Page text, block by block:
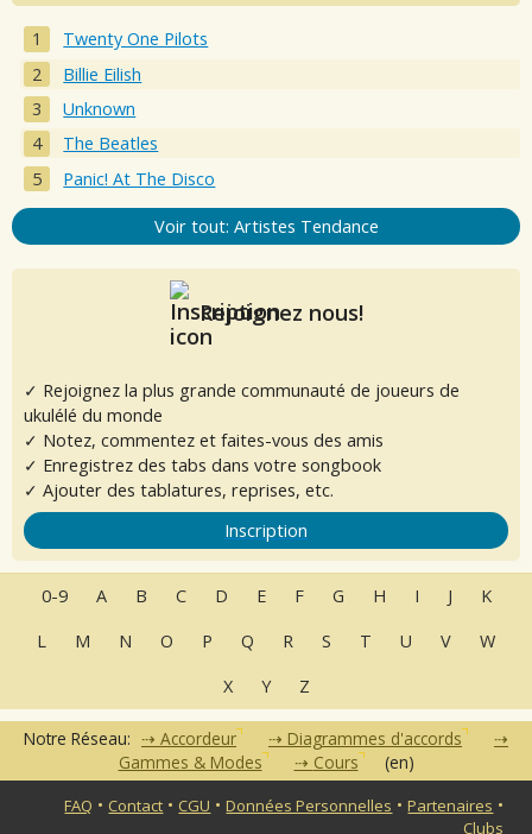
Twenty One Pilots
Billie Eilish
Unknown
The Beatles
Panic! At The Disco
Voir tout: Artistes Tendance
Rejoignez nous!
✓ Rejoignez la plus grande communauté de joueurs de
ukulélé du monde
✓ Notez, commentez et faites-vous des amis
✓ Enregistrez des tabs dans votre songbook
✓ Ajouter des tablatures, reprises, etc.
Inscription
0-9 A B C D E F G H I J
K
L
M N O P Q R S T U V
W
X
Y Z
Notre Réseau: Accordeur
Diagrammes d'accords
Gammes & Modes
Cours (en)
FAQ • Contact • CGU •Données Personnelles •Partenaires •
Clubs